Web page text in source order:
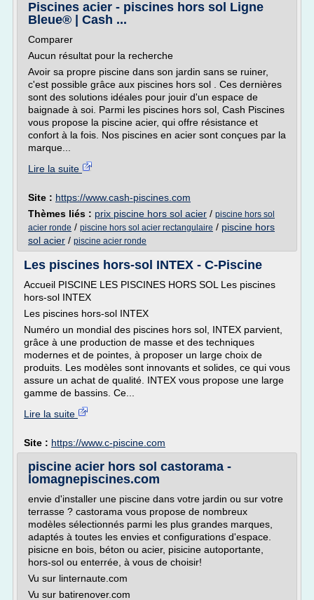
Piscines acier - piscines hors sol Ligne
Bleue® | Cash ...
Comparer
Aucun résultat pour la recherche
Avoir sa propre piscine dans son jardin sans se ruiner,
c'est possible grâce aux piscines hors sol . Ces dernières
sont des solutions idéales pour jouir d'un espace de
baignade à soi. Parmi les piscines hors sol, Cash Piscines
vous propose la piscine acier, qui offre résistance et
confort à la fois. Nos piscines en acier sont conçues par la
marque...
Lire la suite
Site : https://www.cash-piscines.com
Thèmes liés : prix piscine hors sol acier / piscine hors sol
acier ronde / piscine hors sol acier rectangulaire / piscine hors
sol acier / piscine acier ronde
Les piscines hors-sol INTEX - C-Piscine
Accueil PISCINE LES PISCINES HORS SOL Les piscines
hors-sol INTEX
Les piscines hors-sol INTEX
Numéro un mondial des piscines hors sol, INTEX parvient,
grâce à une production de masse et des techniques
modernes et de pointes, à proposer un large choix de
produits. Les modèles sont innovants et solides, ce qui vous
assure un achat de qualité. INTEX vous propose une large
gamme de bassins. Ce...
Lire la suite
Site : https://www.c-piscine.com
piscine acier hors sol castorama -
lomagnepiscines.com
envie d'installer une piscine dans votre jardin ou sur votre
terrasse ? castorama vous propose de nombreux
modèles sélectionnés parmi les plus grandes marques,
adaptés à toutes les envies et configurations d'espace.
pisicne en bois, béton ou acier, pisicine autoportante,
hors-sol ou enterrée, à vous de choisir!
Vu sur linternaute.com
Vu sur batirenover.com